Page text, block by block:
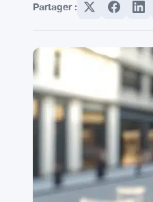
Partager :